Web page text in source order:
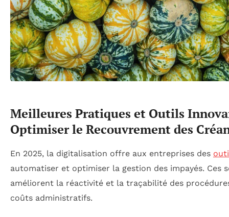
Meilleures Pratiques et Outils
Optimiser le Recouvrement des
En 2025, la digitalisation offre aux entreprises des
automatiser et optimiser la gestion des impayés. Ces
améliorent la réactivité et la traçabilité des
coûts administratifs.